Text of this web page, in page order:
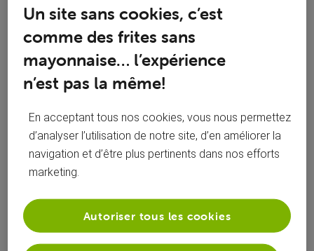
Conversations suivies Publications
Solutions acceptées
Toutesles activités
Selected
Toutesles
activités
Meunier_phil72
Meunier_phil72
Un site sans cookies, c’est
comme des frites sans
mayonnaise… l’expérience
n’est pas la même!
En acceptant tous nos cookies, vous nous permettez
d’analyser l’utilisation de notre site, d’en améliorer la
navigation et d’être plus pertinents dans nos efforts
marketing.
Autoriser tous les cookies